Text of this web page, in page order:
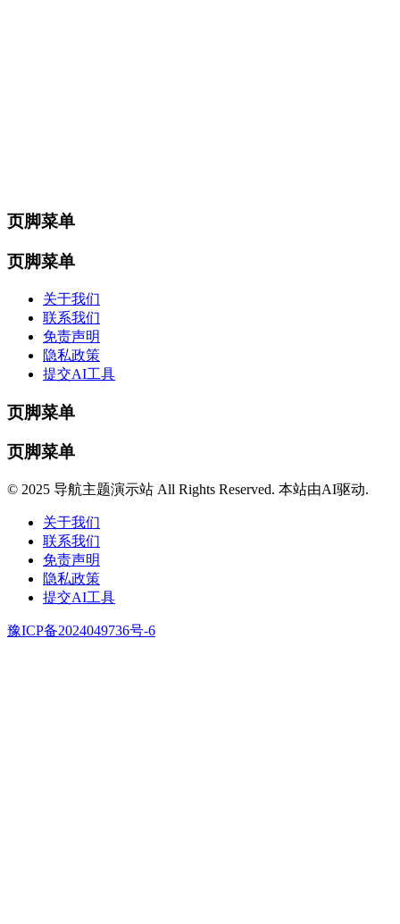
页脚菜单
页脚菜单
关于我们
联系我们
免责声明
隐私政策
提交AI工具
页脚菜单
页脚菜单
© 2025 导航主题演示站 All Rights Reserved. 本站由AI驱动.
关于我们
联系我们
免责声明
隐私政策
提交AI工具
豫ICP备2024049736号-6